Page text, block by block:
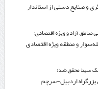
و صنایع دستی از استاندار
مناطق آزاد و ویژه اقتصادی:
و منطقه ویژه اقتصادی
سینا محقق شد؛